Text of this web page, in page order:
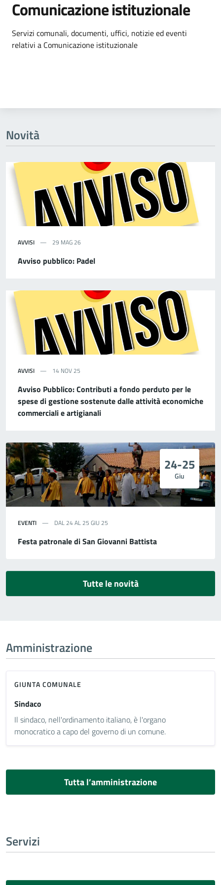
Comunicazione istituzionale
Dettagli dell'argomento
Servizi comunali, documenti, uffici, notizie ed eventi
relativi a Comunicazione istituzionale
Novità
AVVISI 29 MAG 26
Avviso pubblico: Padel
AVVISI 14 NOV 25
Avviso Pubblico: Contributi a fondo perduto per le
spese di gestione sostenute dalle attività economiche
commerciali e artigianali
24-25
Giu
EVENTI DAL 24 AL 25 GIU 25
Festa patronale di San Giovanni Battista
Tutte le novità
Amministrazione
GIUNTA COMUNALE
Sindaco
Il sindaco, nell'ordinamento italiano, è l'organo
monocratico a capo del governo di un comune.
Tutta l’amministrazione
Servizi